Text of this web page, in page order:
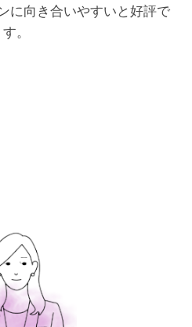
に向き合いやすいと好評で
す。